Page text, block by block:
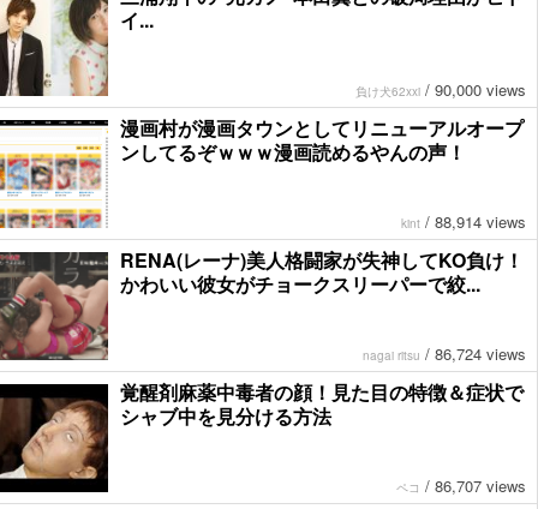
イ...
負け犬62xxi / 90,000 views
漫画村が漫画タウンとしてリニューアルオープ
ンしてるぞｗｗｗ漫画読めるやんの声！
kint / 88,914 views
RENA(レーナ)美人格闘家が失神してKO負け！
かわいい彼女がチョークスリーパーで絞...
nagai ritsu / 86,724 views
覚醒剤麻薬中毒者の顔！見た目の特徴＆症状で
シャブ中を見分ける方法
ペコ / 86,707 views